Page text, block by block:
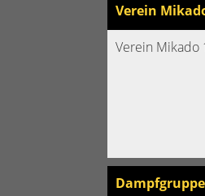
Verein
Verein Mikado